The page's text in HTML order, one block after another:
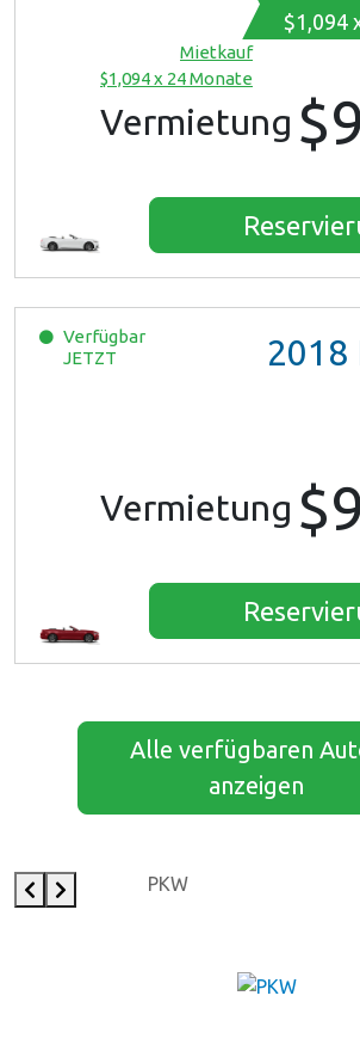
$1,094
Mietkauf
$1,094 x 24 Monate
Vermietung
Verfügbar
JETZT
2018
Vermietung
Alle verfügbaren
anzeigen
PKW